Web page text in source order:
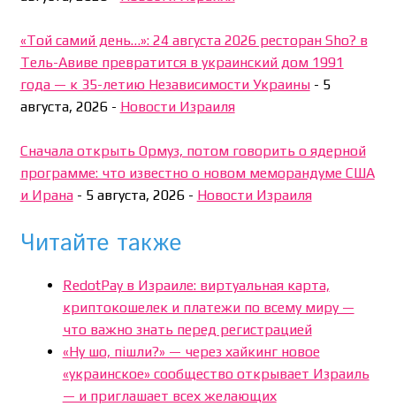
«Той самий день…»: 24 августа 2026 ресторан Sho? в
Тель-Авиве превратится в украинский дом 1991
года — к 35-летию Независимости Украины- 5
августа, 2026- Новости Израиля
Сначала открыть Ормуз, потом говорить о ядерной
программе: что известно о новом меморандуме США
и Ирана- 5 августа, 2026- Новости Израиля
Читайте также
RedotPay в Израиле: виртуальная карта,
криптокошелек и платежи по всему миру —
что важно знать перед регистрацией
«Ну шо, пішли?» — через хайкинг новое
«украинское» сообщество открывает Израиль
— и приглашает всех желающих